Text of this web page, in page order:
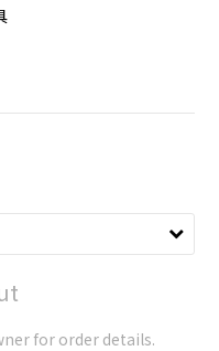
for order details.